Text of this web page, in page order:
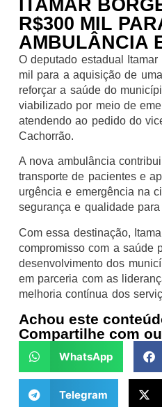
ITAMAR
R$300 MIL
AMBULÂNCIA
O deputado estadual
mil para a aquisição de
reforçar a saúde do
viabilizado por meio de
atendendo ao pedido do
Cachorrão.
A nova ambulância
transporte de pacientes e
urgência e emergência na
segurança e qualidade
Com essa destinação,
compromisso com a saúde
desenvolvimento dos
em parceria com as
melhoria contínua dos
Achou este
Compartilhe com
WhatsApp
Telegram